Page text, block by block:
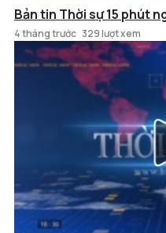
Bản tin Thời sự 15 phút
4 tháng trước 329 lượt xem